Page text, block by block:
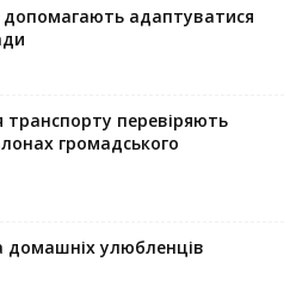
адаптуватися
транспорту перевіряють
громадського
домашніх улюбленців